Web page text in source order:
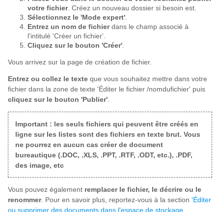
votre fichier. Créez un nouveau dossier si besoin est.
Sélectionnez le 'Mode expert'.
Entrez un nom de fichierdans le champ associé à
l'intitulé 'Créer un fichier'.
Cliquez sur le bouton 'Créer'.
Vous arrivez sur la page de création de fichier.
Entrez ou collez le texte que vous souhaitez mettre dans votre
fichier dans la zone de texte 'Éditer le fichier /nomdufichier' puis
cliquez sur le bouton 'Publier'.
Important : les seuls fichiers qui peuvent être créés en
ligne sur les listes sont des fichiers en texte brut. Vous
ne pourrez en aucun cas créer de document
bureautique (.DOC, .XLS, .PPT, .RTF, .ODT, etc.), .PDF,
des image, etc
Vous pouvez également remplacer le fichier, le décrire ou le
renommer. Pour en savoir plus, reportez-vous à la section 'Éditer
ou supprimer des documents dans l'espace de stockage